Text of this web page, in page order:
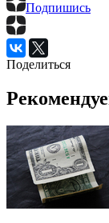
Подпишись
Поделиться